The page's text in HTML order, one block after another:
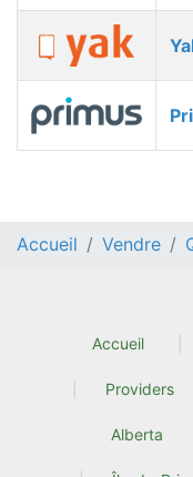
Accueil Vendre
Accueil
Providers
Alberta